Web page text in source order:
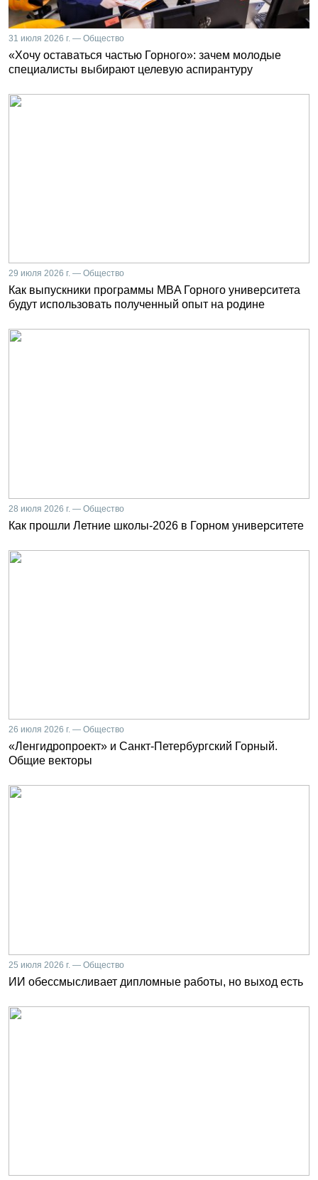
31 июля 2026 г. — Общество
«Хочу оставаться частью Горного»: зачем молодые
специалисты выбирают целевую аспирантуру
29 июля 2026 г. — Общество
Как выпускники программы MBA Горного университета
будут использовать полученный опыт на родине
28 июля 2026 г. — Общество
Как прошли Летние школы-2026 в Горном университете
26 июля 2026 г. — Общество
«Ленгидропроект» и Санкт-Петербургский Горный.
Общие векторы
25 июля 2026 г. — Общество
ИИ обессмысливает дипломные работы, но выход есть